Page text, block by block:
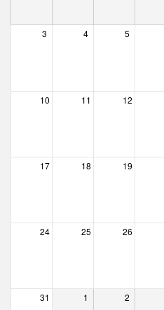
Csobánka
Délegyháza
Dunabogdány
3 4 5
10 11 12
17 18 19
24 25 26
31 1 2